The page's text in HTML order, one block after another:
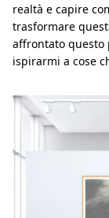
realtà e capire
trasformare
affrontato questo
ispirarmi a cose